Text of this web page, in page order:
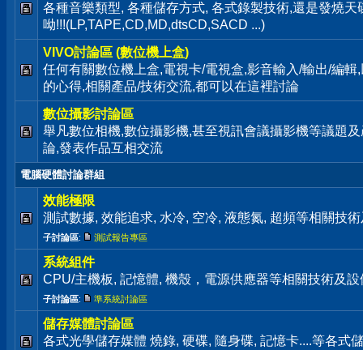
各種音樂類型, 各種儲存方式, 各式錄製技術,還是發燒
呦!!!(LP,TAPE,CD,MD,dtsCD,SACD ...)
VIVO討論區 (數位機上盒)
任何有關數位機上盒,電視卡/電視盒,影音輸入/輸出/編輯
的心得,相關產品/技術交流,都可以在這裡討論
數位攝影討論區
舉凡數位相機,數位攝影機,甚至視訊會議攝影機等議題
論,發表作品互相交流
電腦硬體討論群組
效能極限
測試數據, 效能追求, 水冷, 空冷, 液態氮, 超頻等相關技
子討論區: 測試報告專區
系統組件
CPU/主機板, 記憶體, 機殼，電源供應器等相關技術及
子討論區: 準系統討論區
儲存媒體討論區
各式光學儲存媒體 燒錄, 硬碟, 隨身碟, 記憶卡....等各式